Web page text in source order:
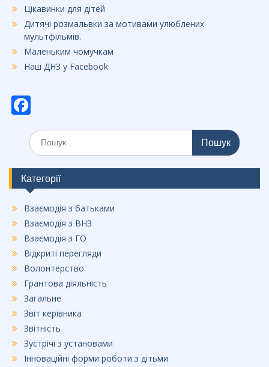
Цікавинки для дітей
Дитячі розмальвки за мотивами улюблених
мультфільмів.
Маленьким чомучкам
Наш ДНЗ у Facebook
ac
e
b
o
o
k
Шукати:
Категорії
Взаємодія з батьками
Взаємодія з ВНЗ
Взаємодія з ГО
Відкриті перегляди
Волонтерство
Грантова діяльність
Загальне
Звіт керівника
Звітність
Зустрічі з установами
Інноваційні форми роботи з дітьми